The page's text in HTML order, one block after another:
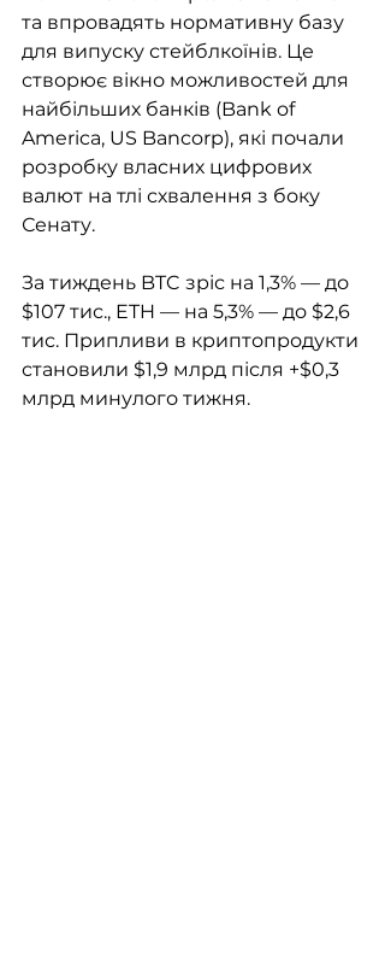
та впровадять нормативну базу
для випуску стейблкоїнів. Це
створює вікно можливостей для
найбільших банків (Bank of
America, US Bancorp), які почали
розробку власних цифрових
валют на тлі схвалення з боку
Сенату.
За тиждень BTC зріс на 1,3% — до
$107 тис., ETH — на 5,3% — до $2,6
тис. Припливи в криптопродукти
становили $1,9 млрд після +$0,3
млрд минулого тижня.